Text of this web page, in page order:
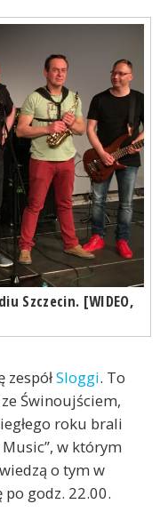
Szczecin. [WIDEO,
Sloggi. To
Świnoujściem,
roku brali
w którym
o tym w
po godz. 22.00.